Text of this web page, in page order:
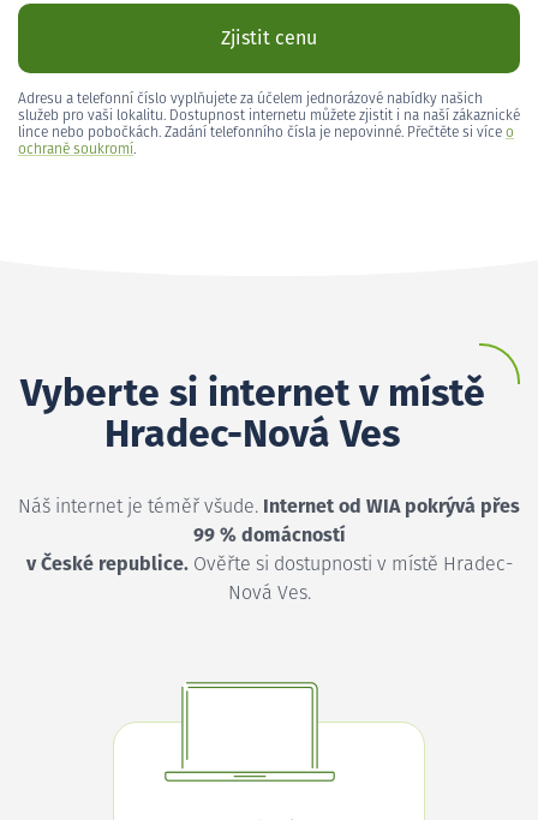
Zjistit cenu
Adresu a telefonní číslo vyplňujete za účelem jednorázové nabídky našich
služeb pro vaši lokalitu. Dostupnost internetu můžete zjistit i na naší zákaznické
lince nebo pobočkách. Zadání telefonního čísla je nepovinné. Přečtěte si více o
ochraně soukromí.
Vyberte si internet v místě
Hradec-Nová Ves
Náš internet je téměř všude. Internet od WIA pokrývá přes
99 % domácností
v České republice.Ověřte si dostupnosti v místě Hradec-
Nová Ves.